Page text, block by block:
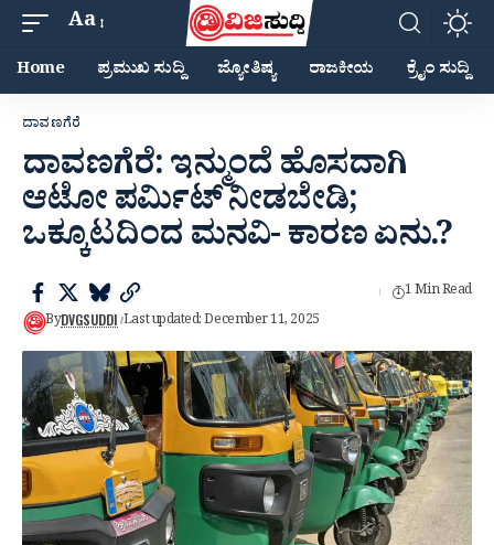
Aa
Home ಪ್ರಮುಖ ಸುದ್ದಿ ಜ್ಯೋತಿಷ್ಯ ರಾಜಕೀಯ ಕ್ರೈಂ ಸುದ್ದಿ
ದಾವಣಗೆರೆ
ದಾವಣಗೆರೆ: ಇನ್ಮುಂದೆ‌ ಹೊಸದಾಗಿ
ಆಟೋ ಪರ್ಮಿಟ್ ನೀಡಬೇಡಿ;
ಒಕ್ಕೂಟದಿಂದ ಮನವಿ- ಕಾರಣ ಏನು.‌?
ByDVGSUDDI Last updated: December 11, 2025
1 Min Read